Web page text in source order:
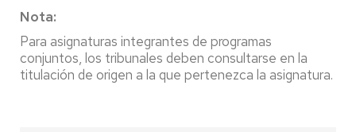
Nota:
Para asignaturas integrantes de programas
conjuntos, los tribunales deben consultarse en la
titulación de origen a la que pertenezca la asignatura.